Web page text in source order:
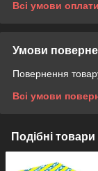
Всі умови оплати
Умови
Повернення
Всі умови
Подібні товари